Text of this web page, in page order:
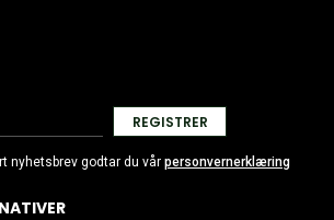
REGISTRER
nyhetsbrev godtar du vår personvernerklæring